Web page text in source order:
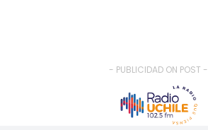
- PUBLICIDAD ON POST -